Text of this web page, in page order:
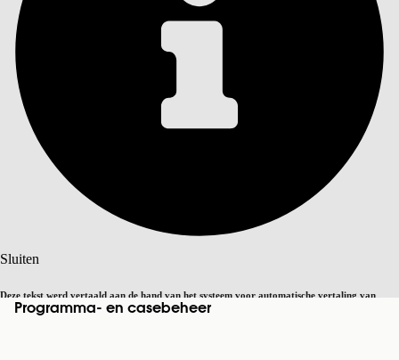
Sluiten
Deze tekst werd vertaald aan de hand van het systeem voor automatische vertaling van
Salesforce. U vindthiermeer details. Overschakelen op Engels
Programma- en casebeheer
INHOUDSOPGAVE
Zoeken